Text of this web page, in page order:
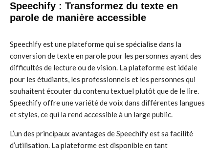
Speechify : Transformez du texte en
parole de manière accessible
Speechify est une plateforme qui se spécialise dans la
conversion de texte en parole pour les personnes ayant des
difficultés de lecture ou de vision. La plateforme est idéale
pour les étudiants, les professionnels et les personnes qui
souhaitent écouter du contenu textuel plutôt que de le lire.
Speechify offre une variété de voix dans différentes langues
et styles, ce qui la rend accessible à un large public.
L’un des principaux avantages de Speechify est sa facilité
d’utilisation. La plateforme est disponible en tant